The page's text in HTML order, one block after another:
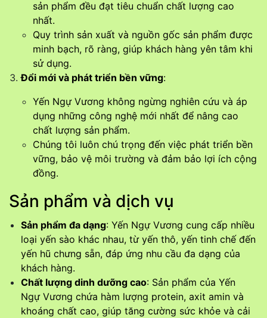
sản phẩm đều đạt tiêu chuẩn chất lượng cao
nhất.
Quy trình sản xuất và nguồn gốc sản phẩm được
minh bạch, rõ ràng, giúp khách hàng yên tâm khi
sử dụng.
Đổi mới và phát triển bền vững:
Yến Ngự Vương không ngừng nghiên cứu và áp
dụng những công nghệ mới nhất để nâng cao
chất lượng sản phẩm.
Chúng tôi luôn chú trọng đến việc phát triển bền
vững, bảo vệ môi trường và đảm bảo lợi ích cộng
đồng.
Sản phẩm và dịch vụ
Sản phẩm đa dạng: Yến Ngự Vương cung cấp nhiều
loại yến sào khác nhau, từ yến thô, yến tinh chế đến
yến hũ chưng sẵn, đáp ứng nhu cầu đa dạng của
khách hàng.
Chất lượng dinh dưỡng cao: Sản phẩm của Yến
Ngự Vương chứa hàm lượng protein, axit amin và
khoáng chất cao, giúp tăng cường sức khỏe và cải